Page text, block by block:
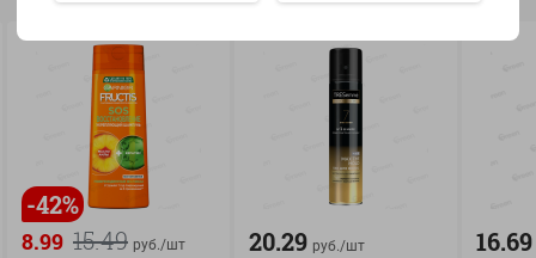
Показать 15-28 из 79
-42%
15.49
8.99 руб./шт 20.29 руб./шт 16.69